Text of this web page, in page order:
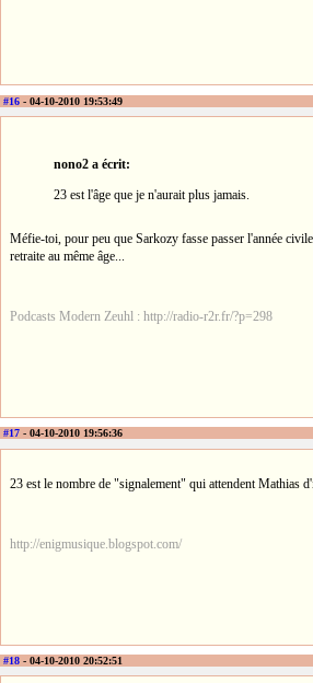
#16 - 04-10-2010 19:53:49
nono2 a écrit:
23 est l'âge que je n'aurait plus jamais.
Méfie-toi, pour peu que Sarkozy fasse passer l'année
retraite au même âge...
Podcasts Modern Zeuhl : http://radio-r2r.fr/?p=298
#17 - 04-10-2010 19:56:36
23 est le nombre de "signalement" qui attendent Mathias
http://enigmusique.blogspot.com/
#18 - 04-10-2010 20:52:51